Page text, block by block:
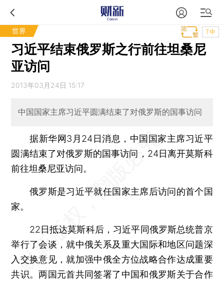
世界 T中
习近平结束俄罗斯之行前往坦桑尼
亚访问
2013年03月24日 15:17
中国国家主席习近平圆满结束了对俄罗斯的国事访问
据新华网3月24日消息，中国国家主席习近平
圆满结束了对俄罗斯的国事访问，24日离开莫斯科
前往坦桑尼亚访问。
俄罗斯是习近平就任国家主席后访问的首个国
家。
22日抵达莫斯科后，习近平同俄罗斯总统普京
举行了会谈，就中俄关系及重大国际和地区问题深
入交换意见，就加强中俄全方位战略合作达成重要
共识。两国元首共同签署了中国和俄罗斯关于合作